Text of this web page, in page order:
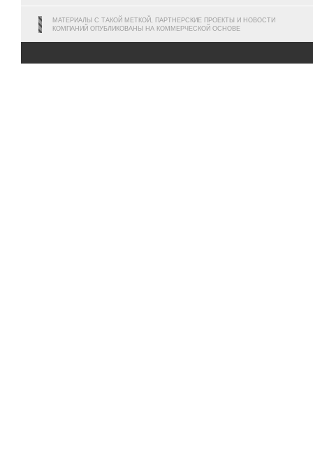
МАТЕРИАЛЫ С ТАКОЙ МЕТКОЙ, ПАРТНЕРСКИЕ ПРОЕКТЫ И НОВОСТИ
КОМПАНИЙ ОПУБЛИКОВАНЫ НА КОММЕРЧЕСКОЙ ОСНОВЕ